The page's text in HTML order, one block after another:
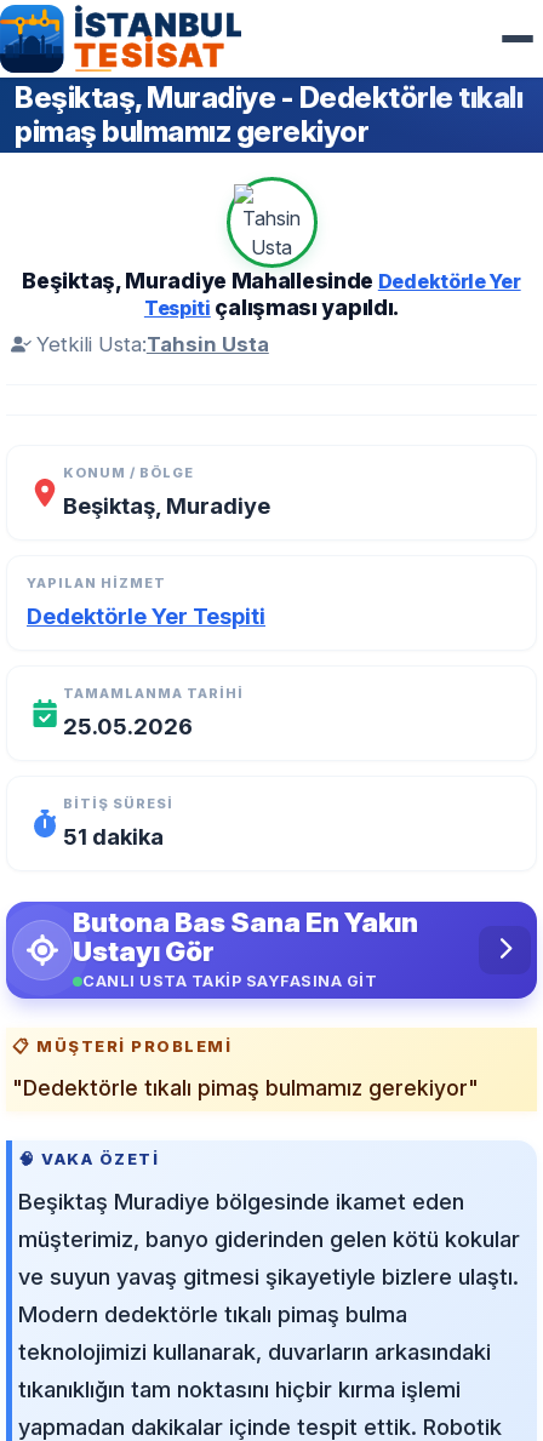
Beşiktaş, Muradiye - Dedektörle tıkalı
pimaş bulmamız gerekiyor
Beşiktaş, Muradiye Mahallesinde Dedektörle Yer
Tespiti çalışması yapıldı.
Yetkili Usta:Tahsin Usta
KONUM / BÖLGE
Beşiktaş, Muradiye
YAPILAN HIZMET
Dedektörle Yer Tespiti
TAMAMLANMA TARIHI
25.05.2026
BITIŞ SÜRESI
51 dakika
Butona Bas Sana En Yakın
Ustayı Gör
CANLI USTA TAKİP SAYFASINA GİT
📋 MÜŞTERI PROBLEMI
"Dedektörle tıkalı pimaş bulmamız gerekiyor"
🧠 VAKA ÖZETI
Beşiktaş Muradiye bölgesinde ikamet eden
müşterimiz, banyo giderinden gelen kötü kokular
ve suyun yavaş gitmesi şikayetiyle bizlere ulaştı.
Modern dedektörle tıkalı pimaş bulma
teknolojimizi kullanarak, duvarların arkasındaki
tıkanıklığın tam noktasını hiçbir kırma işlemi
yapmadan dakikalar içinde tespit ettik. Robotik